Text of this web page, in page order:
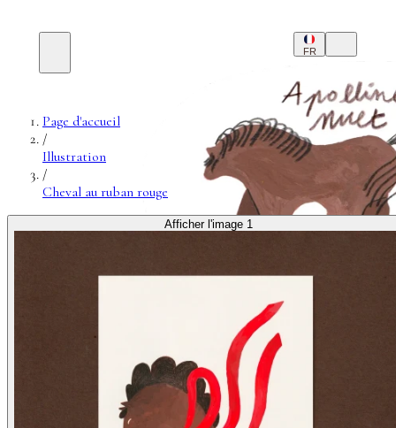
FR
Page d'accueil
/
Illustration
/
Cheval au ruban rouge
Afficher l'image 1